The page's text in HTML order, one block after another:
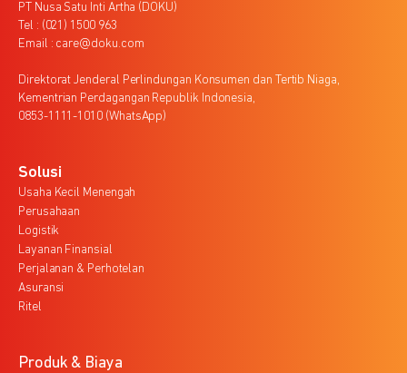
PT Nusa Satu Inti Artha (DOKU)
Tel : (021) 1500 963
Email : care@doku.com
Direktorat Jenderal Perlindungan Konsumen dan Tertib Niaga,
Kementrian Perdagangan Republik Indonesia,
0853-1111-1010 (WhatsApp)
Solusi
Usaha Kecil Menengah
Perusahaan
Logistik
Layanan Finansial
Perjalanan & Perhotelan
Asuransi
Ritel
Produk & Biaya